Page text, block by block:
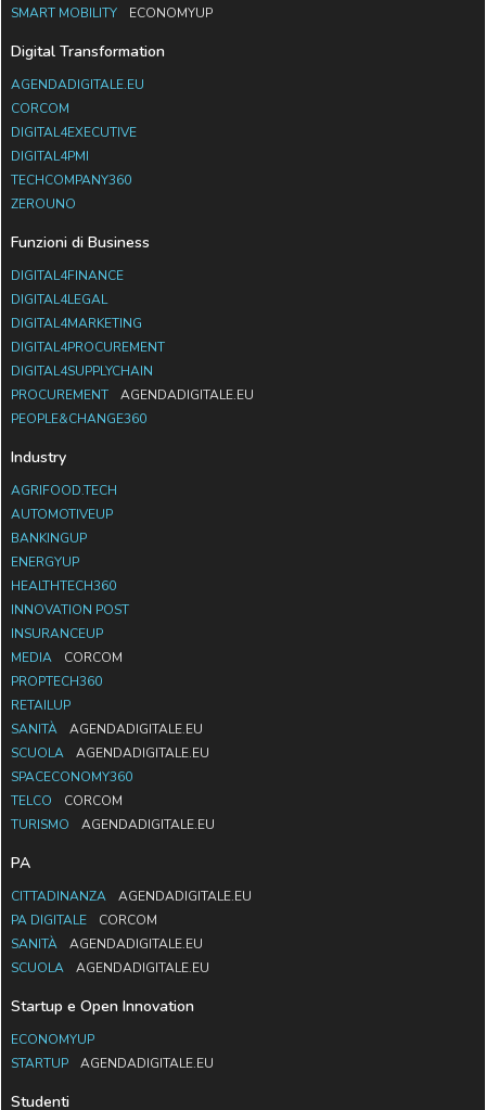
SMART MOBILITY
ECONOMYUP
Digital Transformation
AGENDADIGITALE.EU
CORCOM
DIGITAL4EXECUTIVE
DIGITAL4PMI
TECHCOMPANY360
ZEROUNO
Funzioni di Business
DIGITAL4FINANCE
DIGITAL4LEGAL
DIGITAL4MARKETING
DIGITAL4PROCUREMENT
DIGITAL4SUPPLYCHAIN
PROCUREMENT
AGENDADIGITALE.EU
PEOPLE&CHANGE360
Industry
AGRIFOOD.TECH
AUTOMOTIVEUP
BANKINGUP
ENERGYUP
HEALTHTECH360
INNOVATION POST
INSURANCEUP
MEDIA
CORCOM
PROPTECH360
RETAILUP
SANITÀ
AGENDADIGITALE.EU
SCUOLA
AGENDADIGITALE.EU
SPACECONOMY360
TELCO
CORCOM
TURISMO
AGENDADIGITALE.EU
PA
CITTADINANZA
AGENDADIGITALE.EU
PA DIGITALE
CORCOM
SANITÀ
AGENDADIGITALE.EU
SCUOLA
AGENDADIGITALE.EU
Startup e Open Innovation
ECONOMYUP
STARTUP
AGENDADIGITALE.EU
Studenti